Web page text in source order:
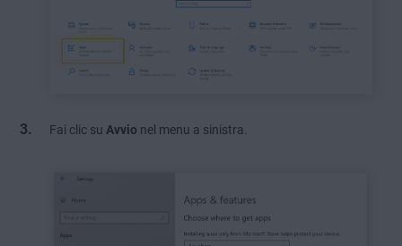
Fai clic su Avvio nel menu a sinistra.